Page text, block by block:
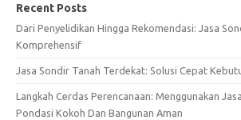
Recent Posts
Dari Penyelidikan Hingga Rekomendasi: Jasa
Komprehensif
Jasa Sondir Tanah Terdekat: Solusi Cepat
Langkah Cerdas Perencanaan: Menggunakan
Pondasi Kokoh Dan Bangunan Aman